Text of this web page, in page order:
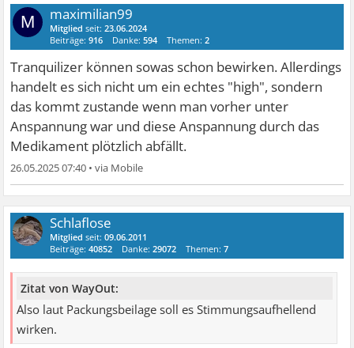
M maximilian99
Mitglied seit:23.06.2024
Beiträge:916 Danke:594 Themen:2
Tranquilizer können sowas schon bewirken. Allerdings
handelt es sich nicht um ein echtes "high", sondern
das kommt zustande wenn man vorher unter
Anspannung war und diese Anspannung durch das
Medikament plötzlich abfällt.
26.05.2025 07:40 •
Schlaflose
Mitglied seit:09.06.2011
Beiträge:40852 Danke:29072 Themen:7
Zitat von WayOut:
Also laut Packungsbeilage soll es Stimmungsaufhellend
wirken.